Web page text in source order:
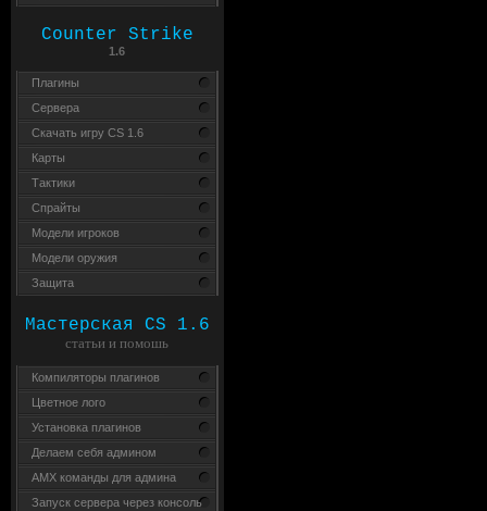
Counter Strike
1.6
Плагины
Сервера
Скачать игру CS 1.6
Карты
Тактики
Спрайты
Модели игроков
Модели оружия
Защита
Мастерская CS 1.6
статьи и помошь
Компиляторы плагинов
Цветное лого
Установка плагинов
Делаем себя админом
AMX команды для админа
Запуск сервера через консоль